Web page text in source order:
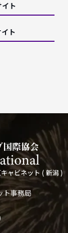
ト
ト
ト事務局